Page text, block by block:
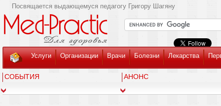
Посвящается выдающемуся педагогу Григору Шагяну
Услуги Организации Врачи Болезни Лекарства
СОБЫТИЯ АНОНС